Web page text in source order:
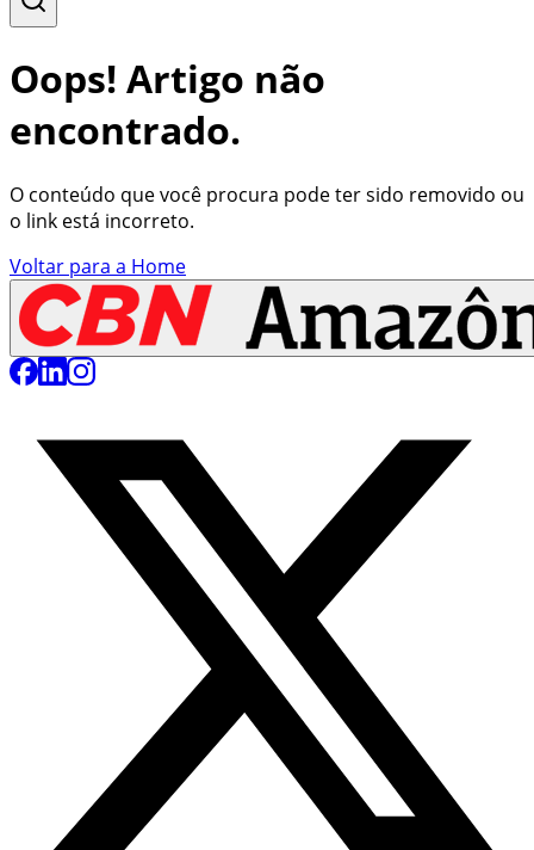
Oops! Artigo não
encontrado.
O conteúdo que você procura pode ter sido removido ou
o link está incorreto.
Voltar para a Home